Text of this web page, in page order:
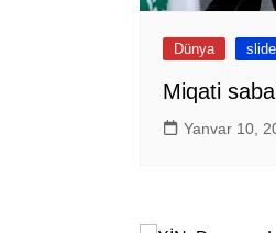
Dünya
Miqati
Yanvar 10,